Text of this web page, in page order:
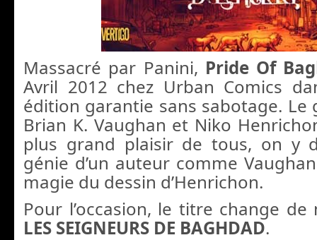
Massacré par Panini, Pride Of
Avril 2012 chez Urban Comics
édition garantie sans sabotage. Le
Brian K. Vaughan et Niko
plus grand plaisir de tous, on y
génie d’un auteur comme
magie du dessin d’Henrichon.
Pour l’occasion, le titre change de
LES SEIGNEURS DE BAGHDAD.